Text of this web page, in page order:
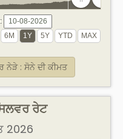
2025
ਨੇੜੇ : ਸੋਨੇ ਦੀ ਕੀਮਤ
ਰੇਟ
2026